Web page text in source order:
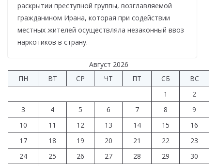
раскрытии преступной группы, возглавляемой
гражданином Ирана, которая при содействии
местных жителей осуществляла незаконный ввоз
наркотиков в страну.
Август 2026
ПН
ВТ СР ЧТ ПТ СБ
ВС
1
2
3
4 5 6 7 8
9
10
11 12 13 14 15
16
17
18 19 20 21 22
23
24
25 26 27 28 29
30